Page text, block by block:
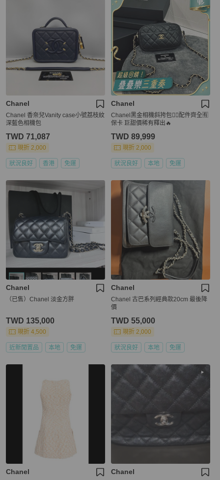
Chanel
Chanel 香奈兒Vanity case小號荔枝紋
深藍色相機包
TWD 71,087
現折 2,000
狀況良好 香港 免運
Chanel
Chanel黑金相機斜挎包❤️‍🔥配件齊全🈶
保卡 巨甜價稀有釋出🔥
TWD 89,999
現折 2,000
狀況良好 本地 免運
Chanel
（已售）Chanel 淡金方胖
TWD 135,000
現折 4,500
近新閒置品 本地 免運
Chanel
Chanel 古巴系列經典款20cm 最後降
價
TWD 55,000
現折 2,000
狀況良好 本地 免運
Chanel Chanel